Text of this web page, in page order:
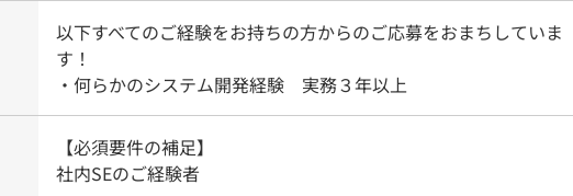
以下すべてのご経験をお持ちの方からのご応募をおまちしていま
す！
・何らかのシステム開発経験 実務３年以上
【必須要件の補足】
社内SEのご経験者